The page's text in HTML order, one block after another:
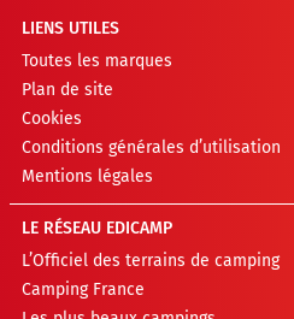
LIENS UTILES
Toutes les marques
Plan de site
Cookies
Conditions générales d’utilisation
Mentions légales
LE RÉSEAU EDICAMP
L’Officiel des terrains de camping
Camping France